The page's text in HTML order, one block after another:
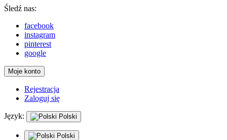
Śledź nas:
facebook
instagram
pinterest
google
Moje konto
Rejestracja
Zaloguj się
Język: Polski
Polski